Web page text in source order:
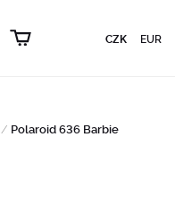
CZK EUR
/ Polaroid 636 Barbie